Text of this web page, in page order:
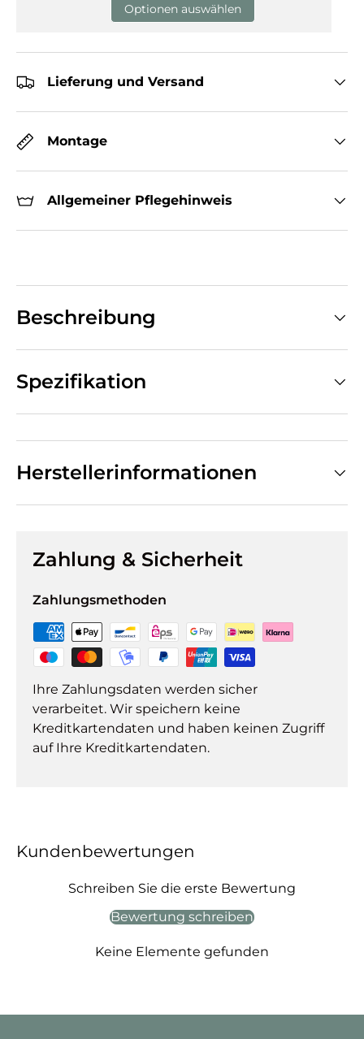
Optionen auswählen
Lieferung und Versand
Montage
Allgemeiner Pflegehinweis
Beschreibung
Spezifikation
Herstellerinformationen
Zahlung & Sicherheit
Zahlungsmethoden
Ihre Zahlungsdaten werden sicher
verarbeitet. Wir speichern keine
Kreditkartendaten und haben keinen Zugriff
auf Ihre Kreditkartendaten.
Kundenbewertungen
Schreiben Sie die erste Bewertung
Bewertung schreiben
Keine Elemente gefunden